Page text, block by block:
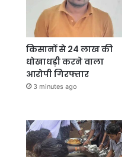
किसानों से 24 लाख की
धोखाधड़ी करने वाला
आरोपी गिरफ्तार
3 minutes ago